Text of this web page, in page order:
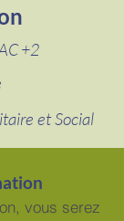
+2
et Social
vous serez